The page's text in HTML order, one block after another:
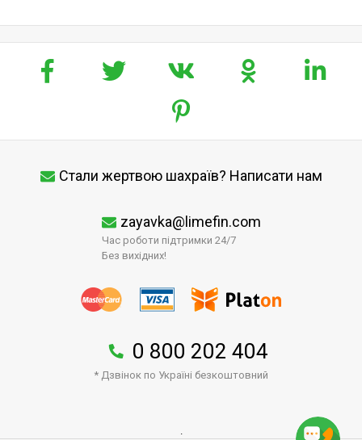
Стали жертвою шахраїв? Написати нам
zayavka@limefin.com
Час роботи підтримки 24/7
Без вихідних!
0 800 202 404
* Дзвінок по Україні безкоштовний
.
↑